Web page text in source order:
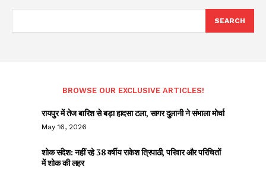
SEARCH
BROWSE OUR EXCLUSIVE ARTICLES!
रायपुर में तेज बारिश से बड़ा हादसा टला, सागर दुलानी ने संभाला मोर्चा
May 16, 2026
शोक संदेश: नहीं रहे 38 वर्षीय राकेश त्रिपाठी, परिवार और परिचितों
में शोक की लहर